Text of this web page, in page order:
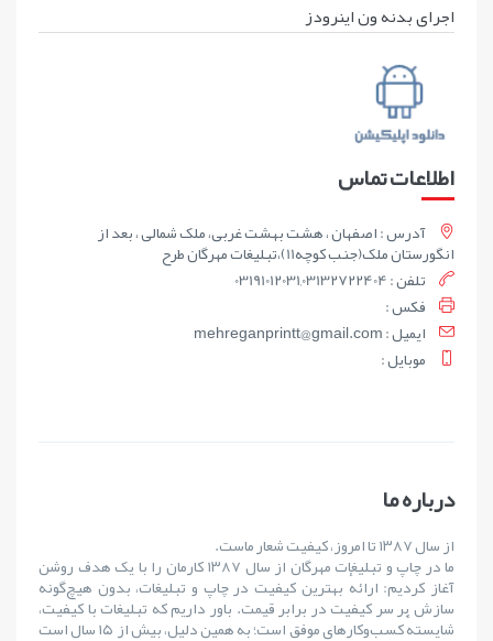
اجرای بدنه ون اینرودز
اطلاعات تماس
آدرس : اصفهان ، هشت بهشت غربی، ملک شمالی ، بعد از
انگورستان ملک(جنب کوچه11)،تبلیغات مهرگان طرح
تلفن : 03191012031,03132722404
فکس :
ايميل : mehreganprintt@gmail.com
موبايل :
درباره ما
از سال ۱۳۸۷ تا امروز، کیفیت شعار ماست.
ما در چاپ و تبلیغات مهرگان از سال ۱۳۸۷ کارمان را با یک هدف روشن
آغاز کردیم: ارائهٔ بهترین کیفیت در چاپ و تبلیغات، بدون هیچ‌گونه
سازش بر سر کیفیت در برابر قیمت. باور داریم که تبلیغات با کیفیت،
شایستهٔ کسب‌وکارهای موفق است؛ به همین دلیل، بیش از ۱۵ سال است